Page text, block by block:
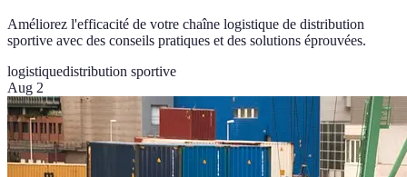
Améliorez l'efficacité de votre chaîne logistique de distribution
sportive avec des conseils pratiques et des solutions éprouvées.
logistiquedistribution sportive
Aug 2